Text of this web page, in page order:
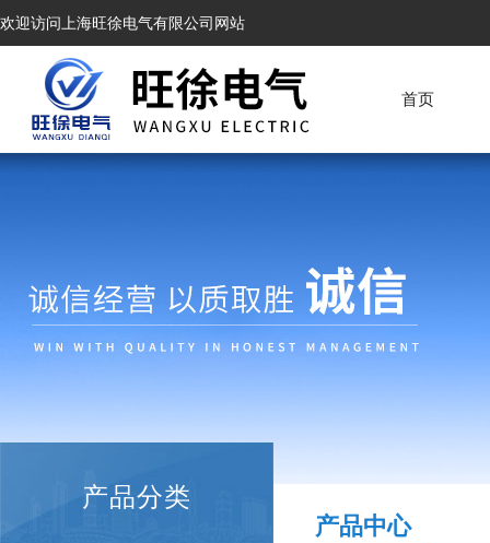
欢迎访问上海旺徐电气有限公司网站
首页
产品分类
产品中心